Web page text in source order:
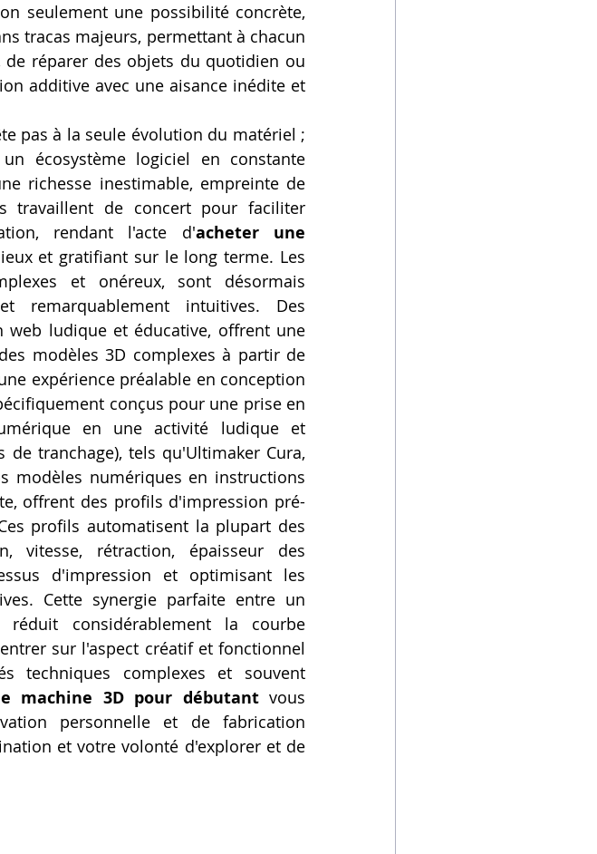
seulement une possibilité concrète,
tracas majeurs, permettant à chacun
de réparer des objets du quotidien ou
additive avec une aisance inédite et
pas à la seule évolution du matériel ;
écosystème logiciel en constante
richesse inestimable, empreinte de
travaillent de concert pour faciliter
rendant l'acte d'acheter une
et gratifiant sur le long terme. Les
et onéreux, sont désormais
remarquablement intuitives. Des
web ludique et éducative, offrent une
modèles 3D complexes à partir de
expérience préalable en conception
conçus pour une prise en
en une activité ludique et
tranchage), tels qu'Ultimaker Cura,
modèles numériques en instructions
offrent des profils d'impression pré-
profils automatisent la plupart des
vitesse, rétraction, épaisseur des
d'impression et optimisant les
Cette synergie parfaite entre un
considérablement la courbe
sur l'aspect créatif et fonctionnel
complexes et souvent
machine 3D pour débutant vous
personnelle et de fabrication
et votre volonté d'explorer et de